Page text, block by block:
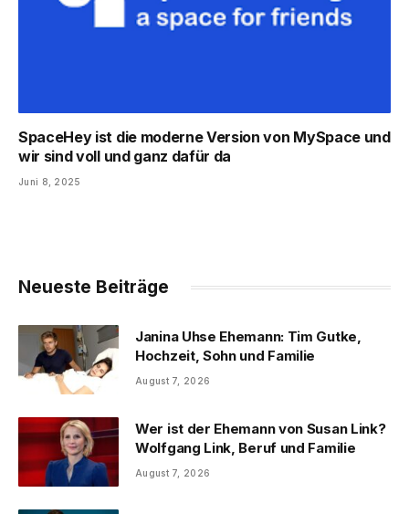
SpaceHey ist die moderne Version von MySpace und
wir sind voll und ganz dafür da
Juni 8, 2025
Neueste Beiträge
Janina Uhse Ehemann: Tim Gutke,
Hochzeit, Sohn und Familie
August 7, 2026
Wer ist der Ehemann von Susan Link?
Wolfgang Link, Beruf und Familie
August 7, 2026